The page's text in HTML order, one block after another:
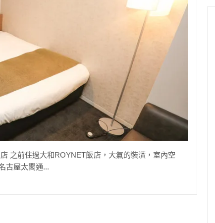
之前住過大和ROYNET飯店，大氣的裝潢，室內空
古屋太閣通...